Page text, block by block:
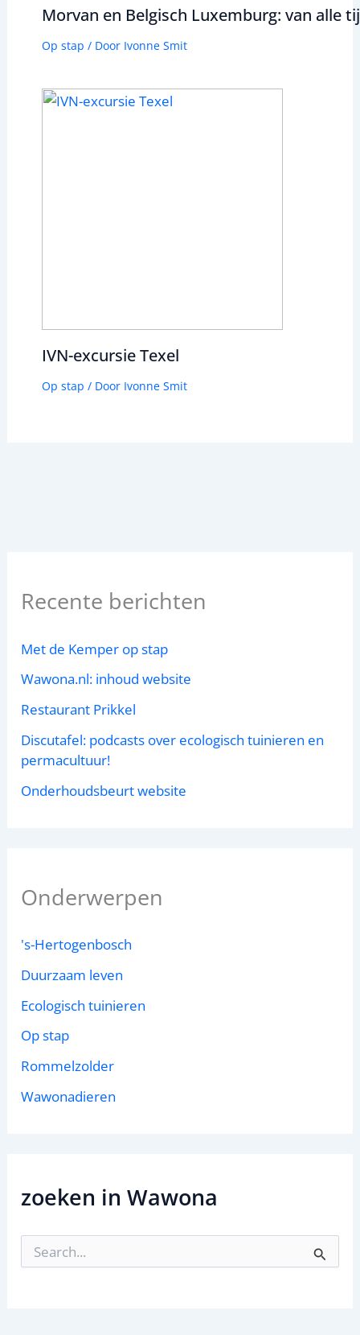
Morvan en Belgisch Luxemburg: van alle
Op stap / Door Ivonne Smit
IVN-excursie Texel
Op stap / Door Ivonne Smit
Recente berichten
Met de Kemper op stap
Wawona.nl: inhoud website
Restaurant Prikkel
Discutafel: podcasts over ecologisch tuinieren en
permacultuur!
Onderhoudsbeurt website
Onderwerpen
's-Hertogenbosch
Duurzaam leven
Ecologisch tuinieren
Op stap
Rommelzolder
Wawonadieren
zoeken in Wawona